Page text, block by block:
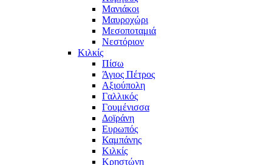
Μανιάκοι
Μαυροχώρι
Μεσοποταμιά
Νεστόριον
Κιλκίς
Πίσω
Άγιος Πέτρος
Αξιούπολη
Γαλλικός
Γουμένισσα
Δοϊράνη
Ευρωπός
Καμπάνης
Κιλκίς
Κρηστώνη